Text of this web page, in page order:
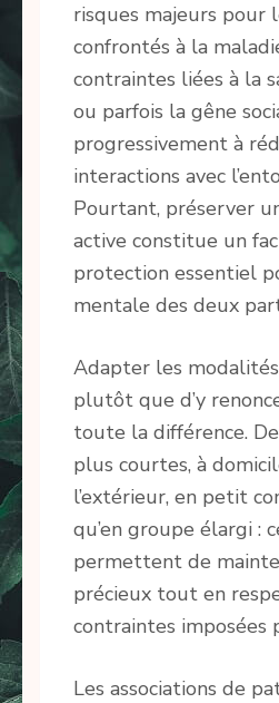
risques majeurs pour
confrontés à la
contraintes liées à la
ou parfois la gêne
progressivement à
interactions avec
Pourtant, préserver
active constitue un
protection essentiel
mentale des deux
Adapter les
plutôt que d’y
toute la différence.
plus courtes, à
l’extérieur, en petit
qu’en groupe élargi :
permettent de
précieux tout en
contraintes imposées
Les associations de